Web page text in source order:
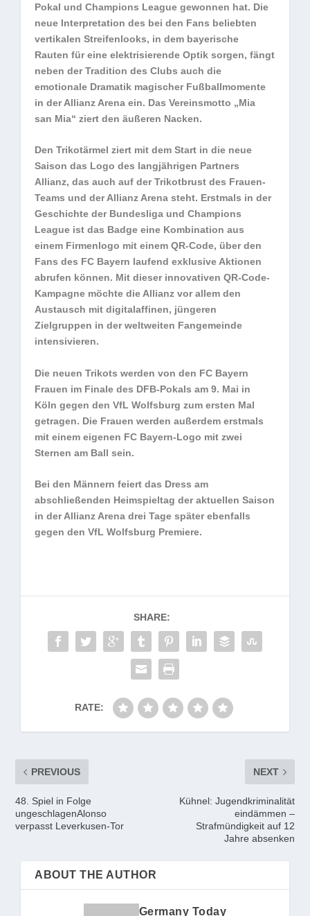
Pokal und Champions League gewonnen hat. Die
neue Interpretation des bei den Fans beliebten
vertikalen Streifenlooks, in dem bayerische
Rauten für eine elektrisierende Optik sorgen, fängt
neben der Tradition des Clubs auch die
emotionale Dramatik magischer Fußballmomente
in der Allianz Arena ein. Das Vereinsmotto „Mia
san Mia“ ziert den äußeren Nacken.
Den Trikotärmel ziert mit dem Start in die neue
Saison das Logo des langjährigen Partners
Allianz, das auch auf der Trikotbrust des Frauen-
Teams und der Allianz Arena steht. Erstmals in der
Geschichte der Bundesliga und Champions
League ist das Badge eine Kombination aus
einem Firmenlogo mit einem QR-Code, über den
Fans des FC Bayern laufend exklusive Aktionen
abrufen können. Mit dieser innovativen QR-Code-
Kampagne möchte die Allianz vor allem den
Austausch mit digitalaffinen, jüngeren
Zielgruppen in der weltweiten Fangemeinde
intensivieren.
Die neuen Trikots werden von den FC Bayern
Frauen im Finale des DFB-Pokals am 9. Mai in
Köln gegen den VfL Wolfsburg zum ersten Mal
getragen. Die Frauen werden außerdem erstmals
mit einem eigenen FC Bayern-Logo mit zwei
Sternen am Ball sein.
Bei den Männern feiert das Dress am
abschließenden Heimspieltag der aktuellen Saison
in der Allianz Arena drei Tage später ebenfalls
gegen den VfL Wolfsburg Premiere.
SHARE:
RATE:
PREVIOUS
48. Spiel in Folge
ungeschlagenAlonso
verpasst Leverkusen-Tor
NEXT
Kühnel: Jugendkriminalität
eindämmen –
Strafmündigkeit auf 12
Jahre absenken
ABOUT THE AUTHOR
Germany Today